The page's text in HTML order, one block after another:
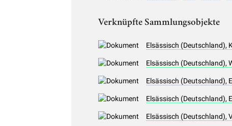
Verknüpfte Sammlungsobjekte
Elsässisch (Deutschland),
Elsässisch (Deutschland),
Elsässisch (Deutschland),
Elsässisch (Deutschland),
Elsässisch (Deutschland),